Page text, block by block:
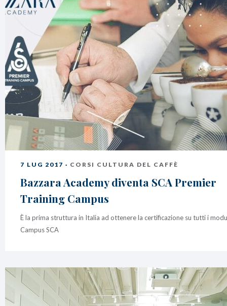
7 LUG 2017 · CORSI CULTURA DEL CAFFÈ
Bazzara Academy diventa SCA Premier
Training Campus
È la prima struttura in Italia ad ottenere la certificazione su tutti i
Campus SCA